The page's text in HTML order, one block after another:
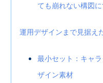
ても崩れない構図
運用デザインまで見据え
最小セット：キャ
ザイン素材